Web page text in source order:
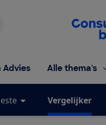
Advies Alle thema's
Vergelijker